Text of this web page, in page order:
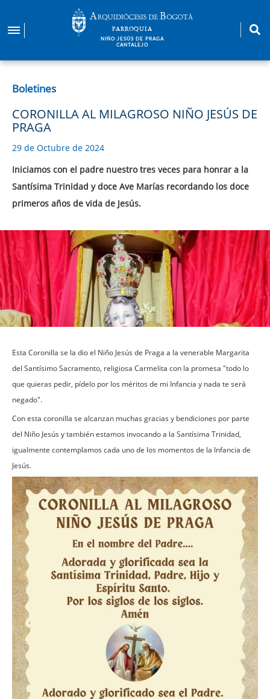
contenido
PARROQUIA
NIÑO JESÚS DE PRAGA
CANTALEJO
Boletines
CORONILLA AL MILAGROSO NIÑO JESÚS DE
PRAGA
29 de Octubre de 2024
Iniciamos con el padre nuestro tres veces para honrar a la
Santísima Trinidad y doce Ave Marías recordando los doce
primeros años de vida de Jesús.
Esta Coronilla se la dio el Niño Jesús de Praga a la venerable Margarita
del Santísimo Sacramento, religiosa Carmelita con la promesa "todo lo
que quieras pedir, pídelo por los méritos de mi Infancia y nada te será
negado".
Con esta coronilla se alcanzan muchas gracias y bendiciones por parte
del Niño Jesús y también estamos invocando a la Santísima Trinidad,
igualmente contemplamos cada uno de los momentos de la Infancia de
Jesús.
Imagen